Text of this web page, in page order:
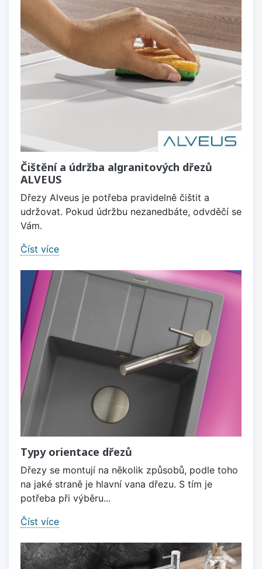
Čištění a údržba algranitových dřezů
ALVEUS
Dřezy Alveus je potřeba pravidelně čištit a
udržovat. Pokud údržbu nezanedbáte, odvděčí se
Vám.
Číst více
Typy orientace dřezů
Dřezy se montují na několik způsobů, podle toho
na jaké straně je hlavní vana dřezu. S tím je
potřeba při výběru...
Číst více